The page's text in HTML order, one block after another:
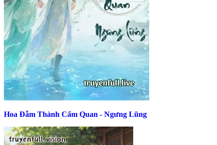
Hoa Đẫm Thành Cẩm Quan - Ngưng Lũng